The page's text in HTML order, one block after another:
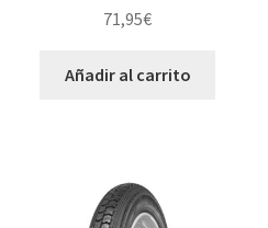
71,95€
Añadir al carrito